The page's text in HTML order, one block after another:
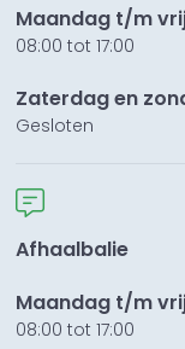
Maandag t/m
08:00 tot 17:00
Zaterdag en
Gesloten
Afhaalbalie
Maandag t/m
08:00 tot 17:00